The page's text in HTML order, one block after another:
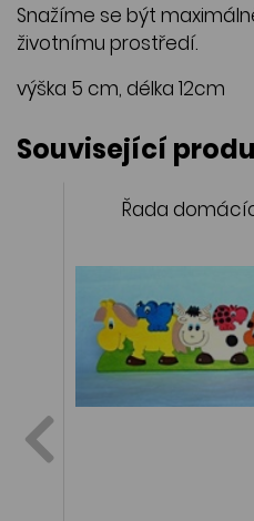
Snažíme se být
životnímu prostředí.
výška 5 cm, délka 12cm
Související
Řada